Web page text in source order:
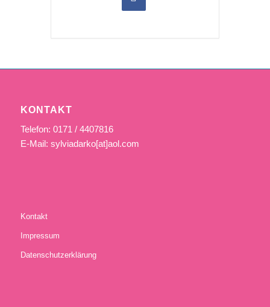
KONTAKT
Telefon: 0171 / 4407816
E-Mail: sylviadarko[at]aol.com
Kontakt
Impressum
Datenschutzerklärung